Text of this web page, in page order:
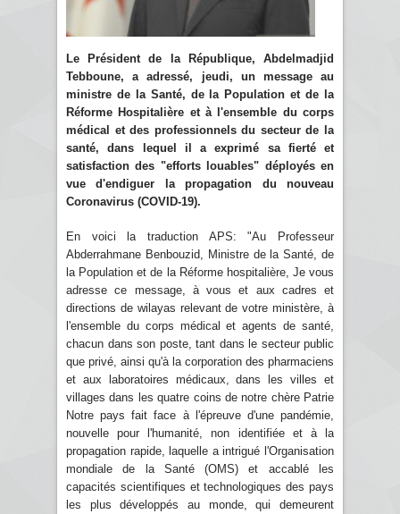
Le Président de la République, Abdelmadjid
Tebboune, a adressé, jeudi, un message au
ministre de la Santé, de la Population et de la
Réforme Hospitalière et à l'ensemble du corps
médical et des professionnels du secteur de la
santé, dans lequel il a exprimé sa fierté et
satisfaction des "efforts louables" déployés en
vue d'endiguer la propagation du nouveau
Coronavirus (COVID-19).
En voici la traduction APS: "Au Professeur
Abderrahmane Benbouzid, Ministre de la Santé, de
la Population et de la Réforme hospitalière, Je vous
adresse ce message, à vous et aux cadres et
directions de wilayas relevant de votre ministère, à
l'ensemble du corps médical et agents de santé,
chacun dans son poste, tant dans le secteur public
que privé, ainsi qu'à la corporation des pharmaciens
et aux laboratoires médicaux, dans les villes et
villages dans les quatre coins de notre chère Patrie
Notre pays fait face à l'épreuve d'une pandémie,
nouvelle pour l'humanité, non identifiée et à la
propagation rapide, laquelle a intrigué l'Organisation
mondiale de la Santé (OMS) et accablé les
capacités scientifiques et technologiques des pays
les plus développés au monde, qui demeurent